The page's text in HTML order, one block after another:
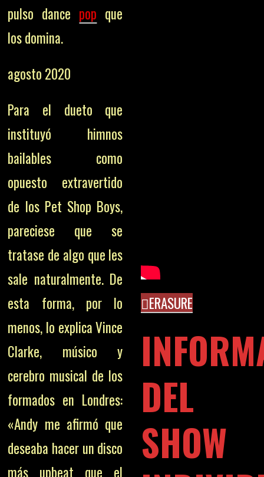
pulso dance pop que
los domina.
agosto 2020
Para el dueto que
instituyó himnos
bailables como
opuesto extravertido
de los Pet Shop Boys,
pareciese que se
tratase de algo que les
sale naturalmente. De
esta forma, por lo
menos, lo explica Vince
Clarke, músico y
cerebro musical de los
formados en Londres:
«Andy me afirmó que
deseaba hacer un disco
más upbeat que el
ERASURE
DEL
SHOW